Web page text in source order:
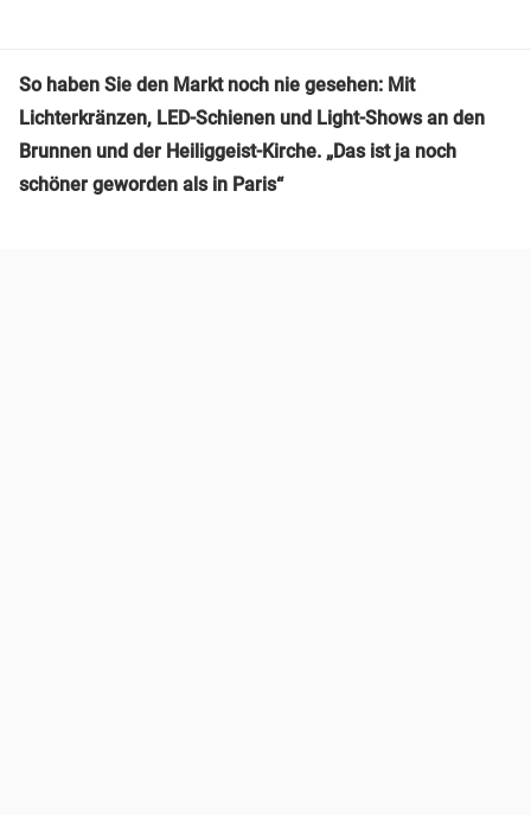
So haben Sie den Markt noch nie gesehen: Mit
Lichterkränzen, LED-Schienen und Light-Shows an den
Brunnen und der Heiliggeist-Kirche. „Das ist ja noch
schöner geworden als in Paris“